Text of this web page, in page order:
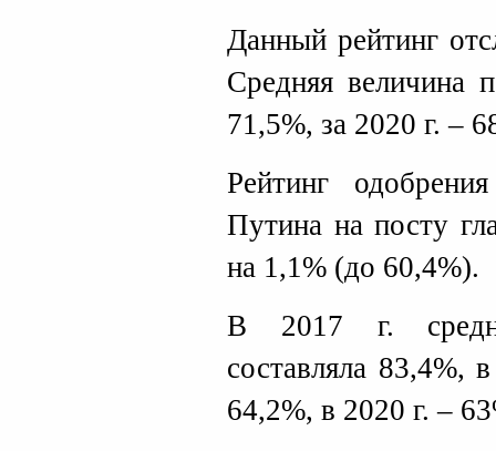
Данный рейтинг
Средняя величина
71,5%, за 2020 г. –
Рейтинг
Путина на посту
на 1,1% (до 60,4%).
В 2017 г.
составляла 83,4%,
64,2%, в 2020 г. –